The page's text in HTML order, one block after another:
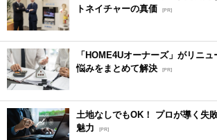
トネイチャーの真価 [PR]
「HOME4Uオーナーズ」がリニ
悩みをまとめて解決 [PR]
土地なしでもOK！ プロが導く失
魅力
[PR]